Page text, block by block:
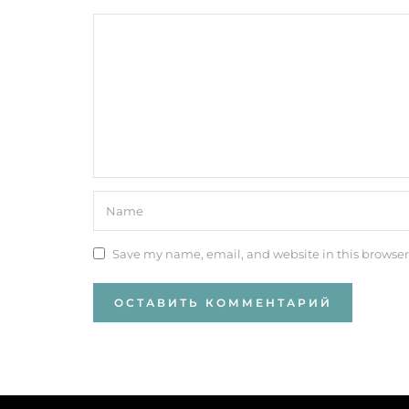
Save my name, email, and website in this